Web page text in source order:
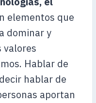
elementos que
dominar y
valores
Hablar de
hablar de
aportan